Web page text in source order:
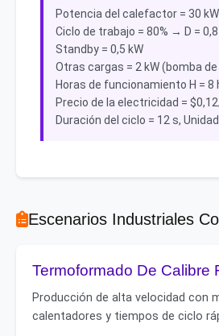
Potencia del calefactor = 30 kW
Ciclo de trabajo = 80% → D = 0,8
Standby = 0,5 kW
Otras cargas = 2 kW (bomba
Horas de funcionamiento H = 8
Precio de la electricidad =
Duración del ciclo = 12 s,
Escenarios Industriales
Termoformado De Calibre
Producción de alta velocidad con
calentadores y tiempos de ciclo